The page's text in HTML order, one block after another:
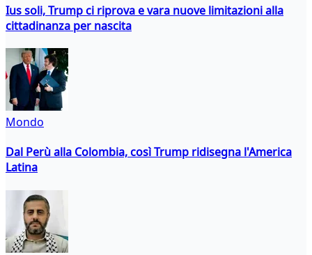
Ius soli, Trump ci riprova e vara nuove limitazioni alla
cittadinanza per nascita
Mondo
Dal Perù alla Colombia, così Trump ridisegna l'America
Latina